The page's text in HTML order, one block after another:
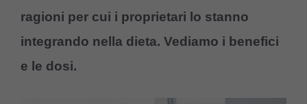
ragioni per cui i proprietari lo stanno
integrando nella dieta. Vediamo i benefici
e le dosi.